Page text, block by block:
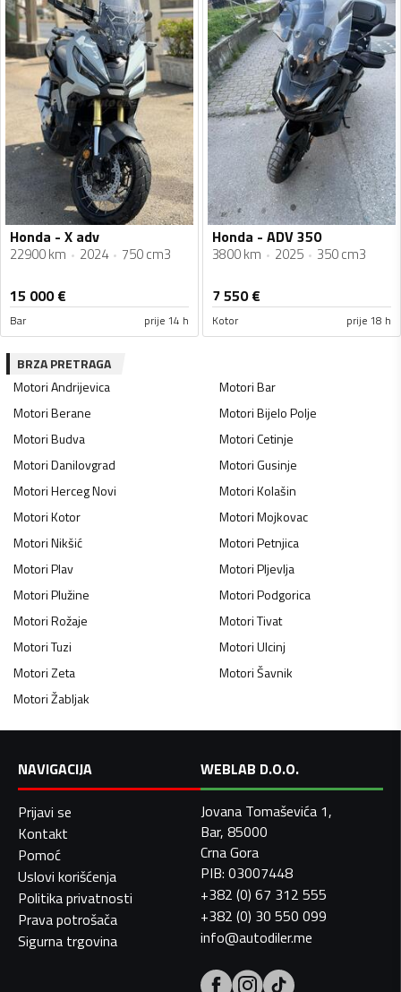
Honda - X adv
22900 km 2024 750 cm3
15 000€
Bar prije 14 h
Honda - ADV 350
3800 km 2025 350 cm3
7 550€
Kotor prije 18 h
BRZA PRETRAGA
MotoriAndrijevica MotoriBar
MotoriBerane MotoriBijelo Polje
MotoriBudva MotoriCetinje
MotoriDanilovgrad MotoriGusinje
MotoriHerceg Novi MotoriKolašin
MotoriKotor MotoriMojkovac
MotoriNikšić MotoriPetnjica
MotoriPlav MotoriPljevlja
MotoriPlužine MotoriPodgorica
MotoriRožaje MotoriTivat
MotoriTuzi MotoriUlcinj
MotoriZeta MotoriŠavnik
MotoriŽabljak
NAVIGACIJA
Prijavi se
Kontakt
Pomoć
Uslovi korišćenja
Politika privatnosti
Prava potrošača
Sigurna trgovina
WEBLAB D.O.O.
Jovana Tomaševića 1,
Bar, 85000
Crna Gora
PIB: 03007448
+382 (0) 67 312 555
+382 (0) 30 550 099
info@autodiler.me